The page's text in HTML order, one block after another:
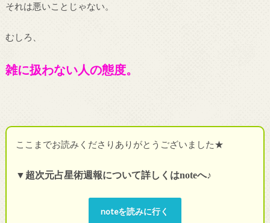
それは悪いことじゃない。
むしろ、
雑に扱わない人の態度。
ここまでお読みくださりありがとうございました★
▼超次元占星術週報について詳しくはnoteへ♪
noteを読みに行く